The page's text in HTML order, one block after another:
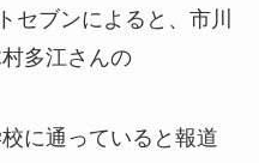
セブンによると、市川
多江さんの
に通っていると報道